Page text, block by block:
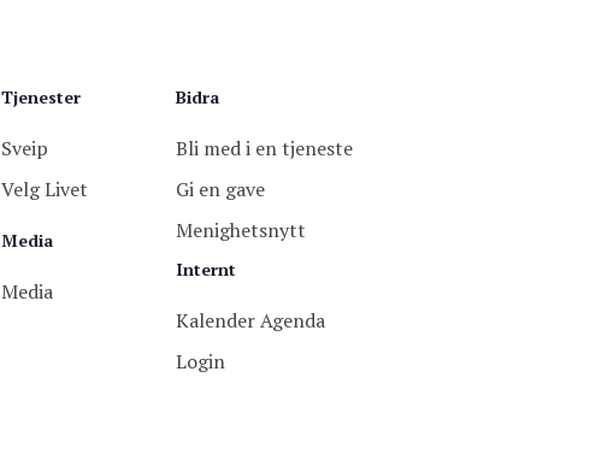
Tjenester
Sveip
Velg Livet
Media
Media
Bidra
Bli med i en tjeneste
Gi en gave
Menighetsnytt
Internt
Kalender Agenda
Login